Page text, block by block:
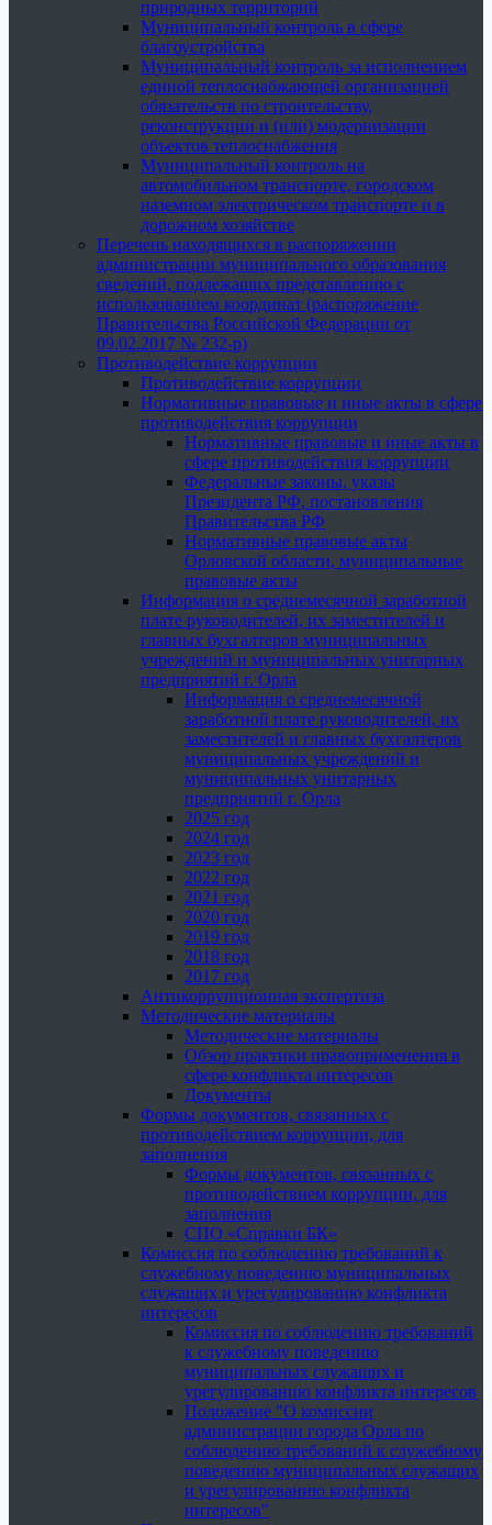
природных территорий
Муниципальный контроль в сфере
благоустройства
Муниципальный контроль за исполнением
единой теплоснабжающей организацией
обязательств по строительству,
реконструкции и (или) модернизации
объектов теплоснабжения
Муниципальный контроль на
автомобильном транспорте, городском
наземном электрическом транспорте и в
дорожном хозяйстве
Перечень находящихся в распоряжении
администрации муниципального образования
сведений, подлежащих представлению с
использованием координат (распоряжение
Правительства Российской Федерации от
09.02.2017 № 232-р)
Противодействие коррупции
Противодействие коррупции
Нормативные правовые и иные акты в сфере
противодействия коррупции
Нормативные правовые и иные акты в
сфере противодействия коррупции
Федеральные законы, указы
Президента РФ, постановления
Правительства РФ
Нормативные правовые акты
Орловской области, муниципальные
правовые акты
Информация о среднемесячной заработной
плате руководителей, их заместителей и
главных бухгалтеров муниципальных
учреждений и муниципальных унитарных
предприятий г. Орла
Информация о среднемесячной
заработной плате руководителей, их
заместителей и главных бухгалтеров
муниципальных учреждений и
муниципальных унитарных
предприятий г. Орла
2025 год
2024 год
2023 год
2022 год
2021 год
2020 год
2019 год
2018 год
2017 год
Антикоррупционная экспертиза
Методические материалы
Методические материалы
Обзор практики правоприменения в
сфере конфликта интересов
Документы
Формы документов, связанных с
противодействием коррупции, для
заполнения
Формы документов, связанных с
противодействием коррупции, для
заполнения
СПО «Справки БК»
Комиссия по соблюдению требований к
служебному поведению муниципальных
служащих и урегулированию конфликта
интересов
Комиссия по соблюдению требований
к служебному поведению
муниципальных служащих и
урегулированию конфликта интересов
Положение "О комиссии
администрации города Орла по
соблюдению требований к служебному
поведению муниципальных служащих
и урегулированию конфликта
интересов"